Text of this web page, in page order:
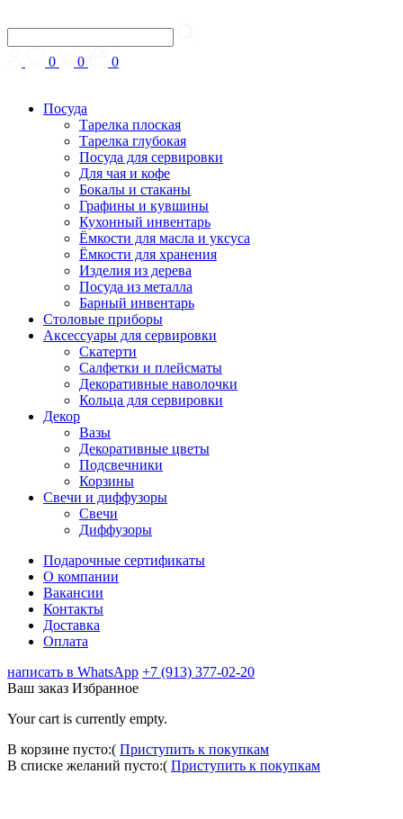
0 0 0
Посуда
Тарелка плоская
Тарелка глубокая
Посуда для сервировки
Для чая и кофе
Бокалы и стаканы
Графины и кувшины
Кухонный инвентарь
Ёмкости для масла и уксуса
Ёмкости для хранения
Изделия из дерева
Посуда из металла
Барный инвентарь
Столовые приборы
Аксессуары для сервировки
Скатерти
Cалфетки и плейсматы
Декоративные наволочки
Кольца для сервировки
Декор
Вазы
Декоративные цветы
Подсвечники
Корзины
Свечи и диффузоры
Свечи
Диффузоры
Подарочные сертификаты
О компании
Вакансии
Контакты
Доставка
Оплата
написать в WhatsApp +7 (913) 377-02-20
Ваш заказ Избранное
Your cart is currently empty.
В корзине пусто:( Приступить к покупкам
В списке желаний пусто:( Приступить к покупкам